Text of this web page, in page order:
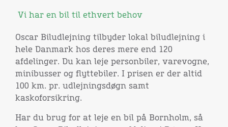
Vi har en bil til ethvert behov
Oscar Biludlejning tilbyder lokal biludlejning i
hele Danmark hos deres mere end 120
afdelinger. Du kan leje personbiler, varevogne,
minibusser og flyttebiler. I prisen er der altid
100 km. pr. udlejningsdøgn samt
kaskoforsikring.
Har du brug for at leje en bil på Bornholm, så